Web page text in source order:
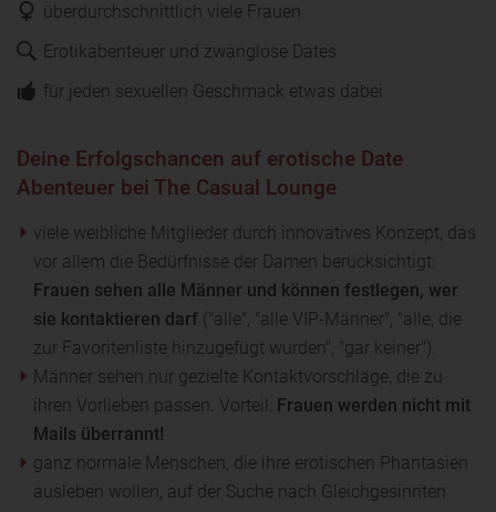
überdurchschnittlich viele Frauen
Erotikabenteuer und zwanglose Dates
für jeden sexuellen Geschmack etwas dabei
Deine Erfolgschancen auf erotische Date
Abenteuer bei The Casual Lounge
viele weibliche Mitglieder durch innovatives Konzept, das
vor allem die Bedürfnisse der Damen berücksichtigt:
Frauen sehen alle Männer und können festlegen, wer
sie kontaktieren darf ("alle", "alle VIP-Männer", "alle, die
zur Favoritenliste hinzugefügt wurden", "gar keiner").
Männer sehen nur gezielte Kontaktvorschläge, die zu
ihren Vorlieben passen. Vorteil: Frauen werden nicht mit
Mails überrannt!
ganz normale Menschen, die ihre erotischen Phantasien
ausleben wollen, auf der Suche nach Gleichgesinnten